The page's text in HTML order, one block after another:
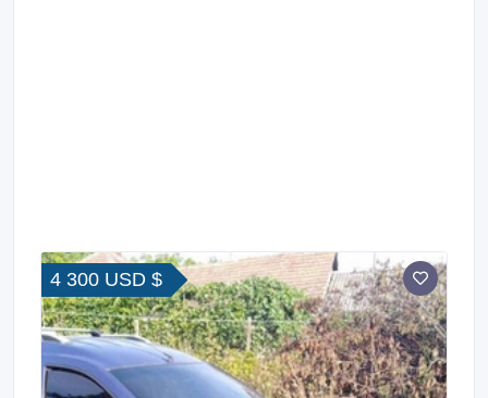
4 300 USD $